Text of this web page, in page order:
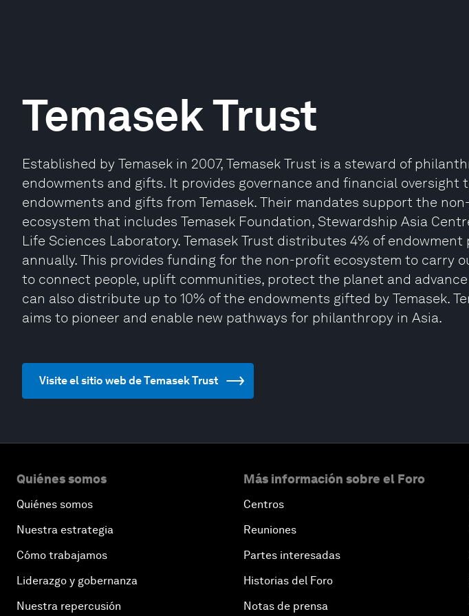
Temasek Trust
Established by Temasek in 2007, Temasek Trust is a steward of
endowments and gifts. It provides governance and financial oversight
endowments and gifts from Temasek. Their mandates support the
ecosystem that includes Temasek Foundation, Stewardship Asia
Life Sciences Laboratory. Temasek Trust distributes 4% of
annually. This provides funding for the non-profit ecosystem to carry
to connect people, uplift communities, protect the planet and
can also distribute up to 10% of the endowments gifted by Temasek.
aims to pioneer and enable new pathways for philanthropy in Asia.
Visite el sitio web de Temasek Trust
Quiénes somos
Quiénes somos
Nuestra estrategia
Cómo trabajamos
Liderazgo y gobernanza
Nuestra repercusión
Más información sobre el Foro
Centros
Reuniones
Partes interesadas
Historias del Foro
Notas de prensa